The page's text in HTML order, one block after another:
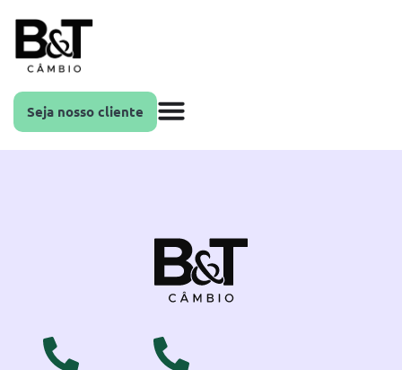
Seja nosso cliente